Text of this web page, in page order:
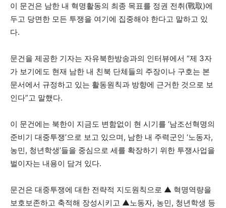
이 문건은 남한 내 혁명활동의 최종 목표를 정권 전취(戰取)에
두고 당면한 모든 투쟁을 여기에 집중해야 한다고 말하고 있
다.
문건을 제공한 기자는 자유북한방송과의 인터뷰에서 “제 3자
가 보기에도 현재 남한 내 친북 단체들의 주장이나 구호는 본
문서에서 규정하고 있는 활동원칙과 방향에 근거한 것으로 보
인다”고 말했다.
이 문건에는 북한이 지금도 변함없이 현 시기를 ‘남조선혁명의
준비기 대중투쟁’으로 보고 있으며, 남한 내 주력군인 ‘노동자,
농민, 청년학생’들을 중심으로 세를 확장하기 위한 투쟁사업을
벌이자는 내용이 담겨 있다.
문건은 대중투쟁에 대한 전략적 지도원칙으로 ▲ 혁명역량을
보호보존하고 축적해 장성시키고 ▲노동자, 농민, 청년학생 등